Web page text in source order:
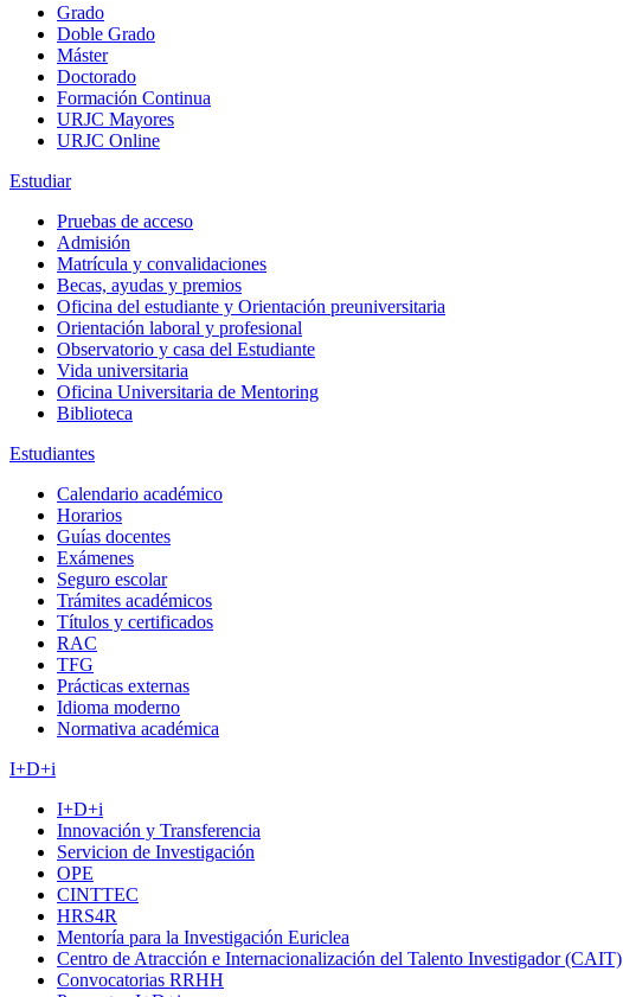
Grado
Doble Grado
Máster
Doctorado
Formación Continua
URJC Mayores
URJC Online
Estudiar
Pruebas de acceso
Admisión
Matrícula y convalidaciones
Becas, ayudas y premios
Oficina del estudiante y Orientación preuniversitaria
Orientación laboral y profesional
Observatorio y casa del Estudiante
Vida universitaria
Oficina Universitaria de Mentoring
Biblioteca
Estudiantes
Calendario académico
Horarios
Guías docentes
Exámenes
Seguro escolar
Trámites académicos
Títulos y certificados
RAC
TFG
Prácticas externas
Idioma moderno
Normativa académica
I+D+i
I+D+i
Innovación y Transferencia
Servicion de Investigación
OPE
CINTTEC
HRS4R
Mentoría para la Investigación Euriclea
Centro de Atracción e Internacionalización del Talento Investigador (CAIT)
Convocatorias RRHH